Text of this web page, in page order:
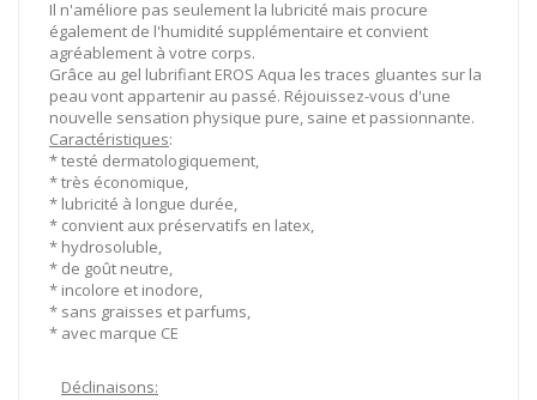
Il n'améliore pas seulement la lubricité mais procure
également de l'humidité supplémentaire et convient
agréablement à votre corps.
Grâce au gel lubrifiant EROS Aqua les traces gluantes sur la
peau vont appartenir au passé. Réjouissez-vous d'une
nouvelle sensation physique pure, saine et passionnante.
Caractéristiques:
* testé dermatologiquement,
* très économique,
* lubricité à longue durée,
* convient aux préservatifs en latex,
* hydrosoluble,
* de goût neutre,
* incolore et inodore,
* sans graisses et parfums,
* avec marque CE
Déclinaisons: